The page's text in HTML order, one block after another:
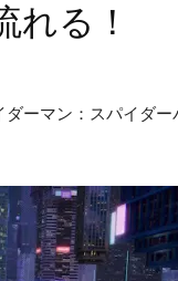
れる！
ダーマン：スパイダ